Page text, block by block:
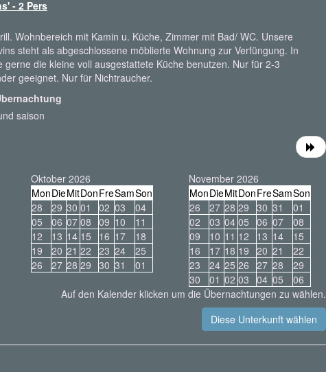
- 2 Pers
Wohnbereich mit Kamin u. Küche, Zimmer mit Bad/ WC. Unsere
steht als abgeschlossene möblierte Wohnung zur Verfüngung. In
gerne die kleine voll ausgestattete Küche benutzen. Nur für 2-3
geeignet. Nur für Nichtraucher.
saison
Oktober 2026
MonDieMitDonFreSamSon
28
29 30 01 02 03
04
05
06 07 08 09 10
11
12
13 14 15 16 17
18
19
20 21 22 23 24
25
26
27 28 29 30 31 01
November 2026
MonDieMitDonFreSamSon
26
27 28 29 30 31
01
02
03 04 05 06 07
08
09
10 11 12 13 14
15
16
17 18 19 20 21
22
23
24 25 26 27 28
29
30
01 02 03 04 05
06
Auf den Kalender klicken um die Übernachtungen zu wählen.